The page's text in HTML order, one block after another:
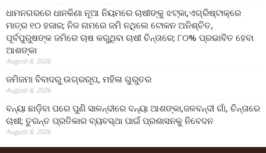
ଧାମନଗରରେ ଧାନକିଣା ନୂଆ ନିୟମରେ ଚାଷୀଙ୍କୁ ଝଟ୍‌କା,ଏଗ୍ରିଷ୍ଟାକ୍‌ରେ
ମାତ୍ର ୧୦ ହଜାର; ନିଜ ନାମରେ ଜମି ନଥିଲେ ଟୋକନ ଅନିଶ୍ଚିତ,
ପୂର୍ବପୁରୁଷଙ୍କ ଜମିରେ ଚାଷ କରୁଥିବା ଚାଷୀ ଚିନ୍ତାରେ; ୮୦% ପ୍ରଭାବିତ ହେବା
ଆଶଙ୍କା
August 8, 2026
ଜମିଜମା ବିବାଦରୁ ଉଗ୍ରରୂପ, ମହିଳା ଗୁରୁତର
August 8, 2026
ବନ୍ୟା ଛାଡ଼ିବା ପରେ ପୁଣି ସାଳନ୍ଦୀରେ ବନ୍ୟା ଆଶଙ୍କା,ଜଳବନ୍ଦୀ ଗାଁ, ଚିନ୍ତାରେ
ଚାଷୀ; ତୁରନ୍ତ ପ୍ରତିକାର ବ୍ୟବସ୍ଥା ପାଇଁ ପ୍ରଶାସନକୁ ନିବେଦନ
August 8, 2026